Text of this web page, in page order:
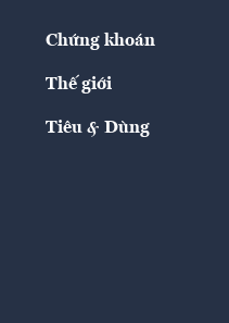
Chứng khoán
Thế giới
Tiêu & Dùng